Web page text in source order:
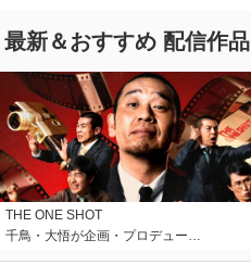
最新＆おすすめ 配信作品
THE ONE SHOT
千鳥・大悟が企画・プロデュー…